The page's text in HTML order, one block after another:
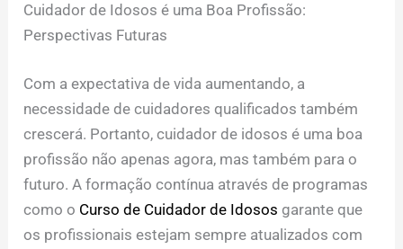
Cuidador de Idosos é uma Boa Profissão:
Perspectivas Futuras
Com a expectativa de vida aumentando, a
necessidade de cuidadores qualificados também
crescerá. Portanto, cuidador de idosos é uma boa
profissão não apenas agora, mas também para o
futuro. A formação contínua através de programas
como o Curso de Cuidador de Idosos garante que
os profissionais estejam sempre atualizados com